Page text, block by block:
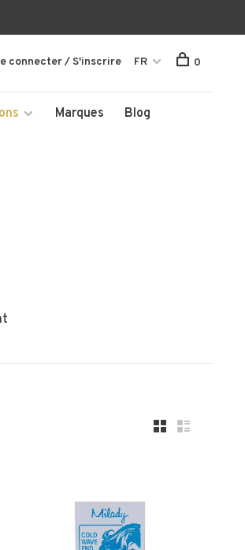
Marques Blog
connecter / S'inscrire FR 0